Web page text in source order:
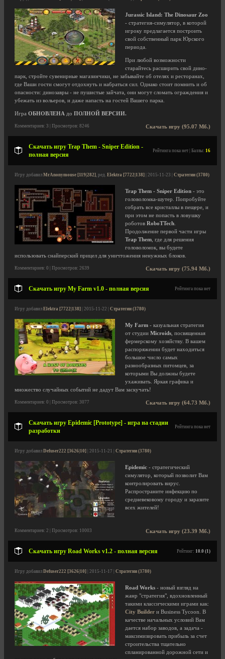
Jurassic Island: The Dinosaur Zoo
- стратегия-симулятор, в которой
игроку предлагается построить
свой собственный парк Юрского
периода.
При любой возможности
старайтесь расширить свой дино-
парк, стройте сувенирные магазинчики, не забывайте об отелях и ресторанах,
где Ваши гости смогут отдохнуть и набраться сил. Однако стоит помнить и об
опасности: динозавры - не пушистые зайчата, они могут сломать ограждения и
убежать из вольеров, и даже напасть на гостей Вашего парка.
Игра ОБНОВЛЕНА до ПОЛНОЙ ВЕРСИИ.
Скачать игру (95.07 Мб.)
Комментариев: 3 | Просмотров: 8246
Скачать игру Trap Them - Sniper Edition -
полная версия
Рейтинга пока нет | Баллы: 16
Игру добавил MrAnonymouse [119|282], ред. Elektra [7722|138] | 2015-11-23 | Стратегии (3780)
Trap Them - Sniper Edition - это
головоломка-шутер. Попробуйте
собрать все кристаллы в пещере, и
при этом не попасть в ловушку
роботов RoboTTech
Продолжение первой части игры
Trap Them , где для решения
головоломок, вы будете
использовать снайперский прицел для уничтожения ненужных блоков.
Скачать игру (75.94 Мб.)
Комментариев: 0 | Просмотров: 2639
Скачать игру My Farm v1.0 - полная версия Рейтинга пока нет
Игру добавил Elektra [7722|138] | 2015-11-22 | Стратегии (3780)
My Farm - казуальная стратегия
от студии Microids , посвященная
фермерскому хозяйству. В вашем
распоряжении будет находиться
большое число самых
разнообразных питомцев, за
которыми Вы должны будете
ухаживать. Яркая графика и
множество случайных событий не дадут Вам заскучать!
Скачать игру (64.73 Мб.)
Комментариев: 0 | Просмотров: 3077
Скачать игру Epidemic [Prototype] - игра на стадии
разработки
Рейтинга пока нет
Игру добавил Defuser222 [3626|10] | 2015-11-21 | Стратегии (3780)
Epidemic - стратегический
симулятор, который позволит Вам
контролировать вирус.
Распространите инфекцию по
средневековому городу и заразите
всех жителей!
Скачать игру (23.39 Мб.)
Комментариев: 2 | Просмотров: 10003
Скачать игру Road Works v1.2 - полная версия Рейтинг: 10.0 (1)
Игру добавил Defuser222 [3626|10] | 2015-11-17 | Стратегии (3780)
Road Works - новый взгляд на
жанр "стратегия", вдохновленный
такими классическими играми как:
City Builder и Business Tycoon. В
качестве начальных условий Вам
дается набор заводов, а задача -
максимизировать прибыль за счет
строительства тщательно
спланированной дорожной сети и